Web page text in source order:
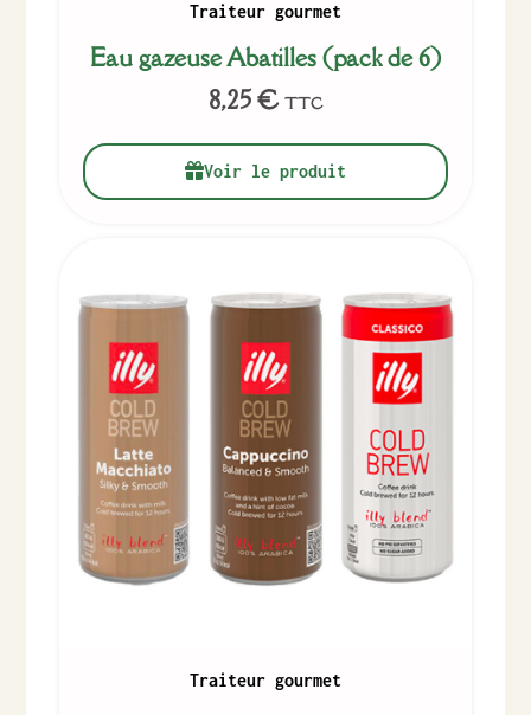
Traiteur gourmet
Eau gazeuse Abatilles (pack de 6)
8,25€ TTC
Voir le produit
Traiteur gourmet